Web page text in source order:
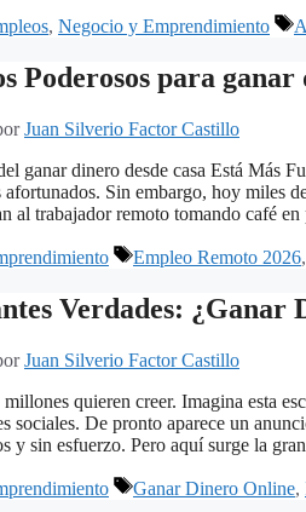
, Negocio y Emprendimiento
Poderosos para ganar
Juan Silverio Factor Castillo
ganar dinero desde casa Está Más
afortunados. Sin embargo, hoy miles
al trabajador remoto tomando café
Etiquetas
Empleo Remoto 2026,
Verdades: ¿Ganar
Juan Silverio Factor Castillo
quieren creer. Imagina esta
sociales. De pronto aparece un
y sin esfuerzo. Pero aquí surge la
Etiquetas
Ganar Dinero Online,